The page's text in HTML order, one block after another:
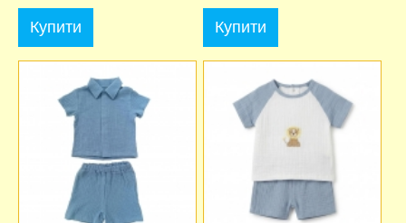
Купити Купити